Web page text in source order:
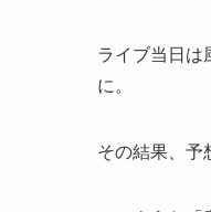
ライブ当日は
に。
その結果、予